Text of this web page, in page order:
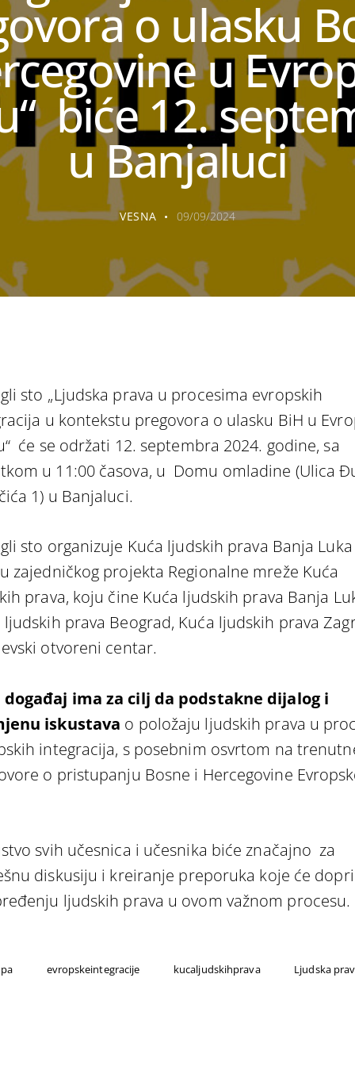
o ulasku
u
biće 12.
u Banjaluci
VESNA 09/09/2024
sto „Ljudska prava u procesima evropskih
u kontekstu pregovora o ulasku BiH u
će se održati 12. septembra 2024. godine, sa
u 11:00 časova, u Domu omladine (Ulica
1) u Banjaluci.
sto organizuje Kuća ljudskih prava Banja Luka
zajedničkog projekta Regionalne mreže Kuća
prava, koju čine Kuća ljudskih prava Banja
ljudskih prava Beograd, Kuća ljudskih prava
otvoreni centar.
događaj ima za cilj da podstakne dijalog i
iskustava o položaju ljudskih prava u
integracija, s posebnim osvrtom na
o pristupanju Bosne i Hercegovine
svih učesnica i učesnika biće značajno za
diskusiju i kreiranje preporuka koje će
ljudskih prava u ovom važnom procesu.
evropskeintegracije kucaljudskihprava Ljudska